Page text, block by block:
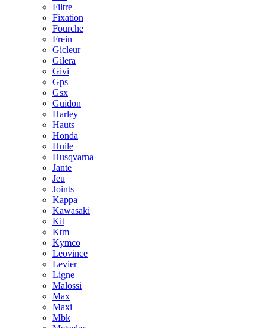
Filtre
Fixation
Fourche
Frein
Gicleur
Gilera
Givi
Gps
Gsx
Guidon
Harley
Hauts
Honda
Huile
Husqvarna
Jante
Jeu
Joints
Kappa
Kawasaki
Kit
Ktm
Kymco
Leovince
Levier
Ligne
Malossi
Max
Maxi
Mbk